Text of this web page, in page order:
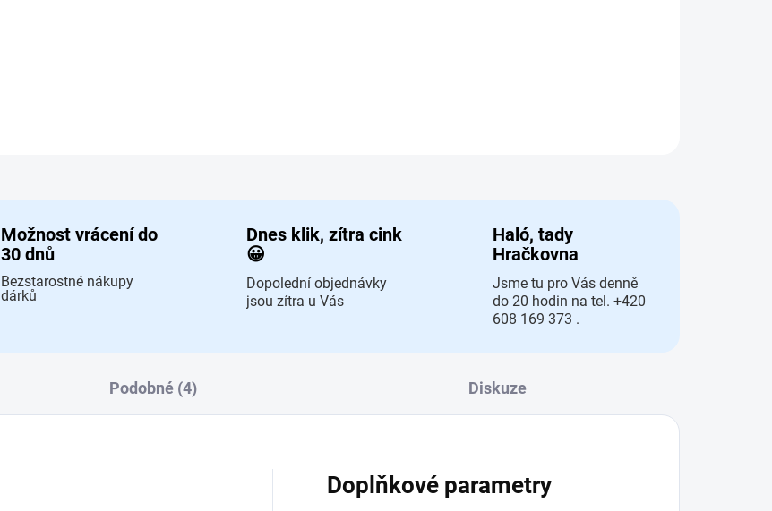
Možnost vrácení do
30 dnů
Bezstarostné nákupy
dárků
Dnes klik, zítra cink
😀
Dopolední objednávky
jsou zítra u Vás
Haló, tady
Hračkovna
Jsme tu pro Vás denně
do 20 hodin na tel. +420
608 169 373 .
Podobné (4) Diskuze
Doplňkové parametry